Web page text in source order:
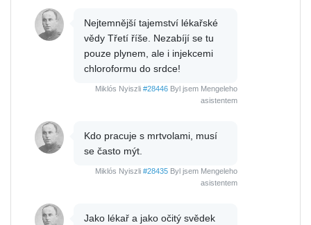
Nejtemnější tajemství lékařské
vědy Třetí říše. Nezabíjí se tu
pouze plynem, ale i injekcemi
chloroformu do srdce!
Miklós Nyiszli #28446 Byl jsem Mengeleho
asistentem
Kdo pracuje s mrtvolami, musí
se často mýt.
Miklós Nyiszli #28435 Byl jsem Mengeleho
asistentem
Jako lékař a jako očitý svědek